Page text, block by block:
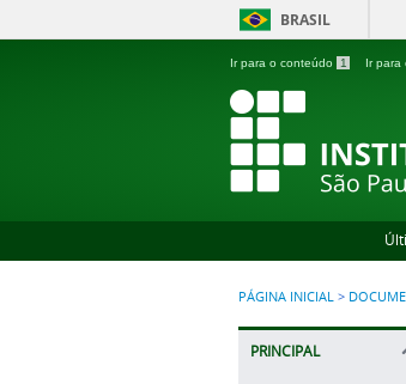
BRASIL
Ir para o conteúdo 1 Ir para
PÁGINA INICIAL >
PRINCIPAL